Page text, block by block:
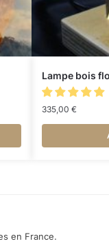
Lampe bois
335,00 €
en France.